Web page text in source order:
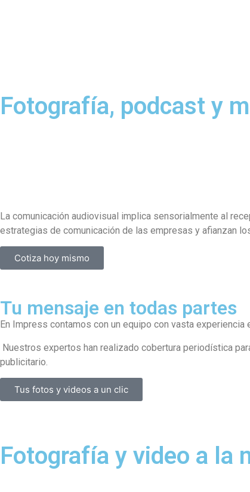
Fotografía, podcast y
La comunicación audiovisual implica sensorialmente al
estrategias de comunicación de las empresas y afianzan
Cotiza hoy mismo
Tu mensaje en todas partes
En Impress contamos con un equipo con vasta
Nuestros expertos han realizado cobertura periodística
publicitario.
Tus fotos y videos a un clic
Fotografía y video a la